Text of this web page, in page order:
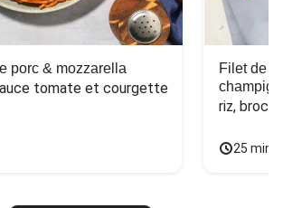
porc & mozzarella
tomate et courgette
Filet de
riz,
25